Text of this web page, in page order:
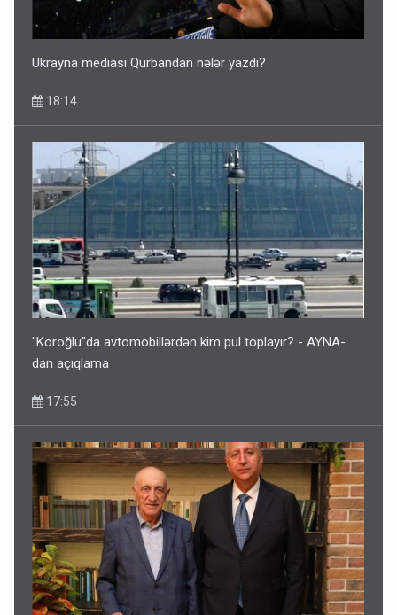
Ukrayna mediası Qurbandan nələr yazdı?
18:14
"Koroğlu"da avtomobillərdən kim pul toplayır? - AYNA-
dan açıqlama
17:55